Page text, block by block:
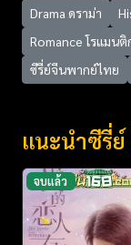
Drama ดราม่า
Romance โรแมนติ
ซีรี่ย์จีนพากย์ไทย
แนะนำซีรี่
จบแล้ว